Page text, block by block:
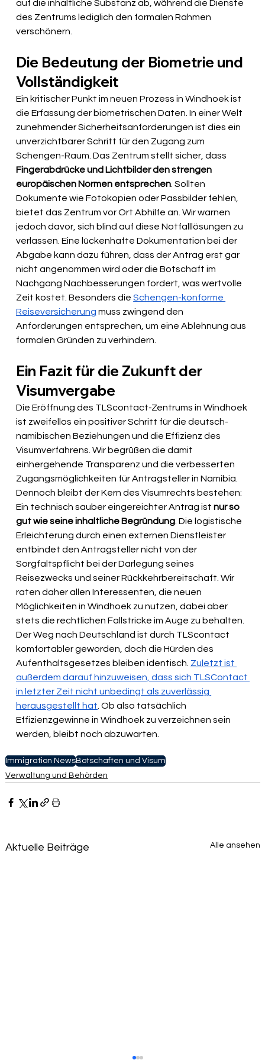
auf die inhaltliche Substanz ab, während die Dienste
des Zentrums lediglich den formalen Rahmen
verschönern.
Die Bedeutung der Biometrie und
Vollständigkeit
Ein kritischer Punkt im neuen Prozess in Windhoek ist
die Erfassung der biometrischen Daten. In einer Welt
zunehmender Sicherheitsanforderungen ist dies ein
unverzichtbarer Schritt für den Zugang zum
Schengen-Raum. Das Zentrum stellt sicher, dass
Fingerabdrücke und Lichtbilder den strengen
europäischen Normen entsprechen . Sollten
Dokumente wie Fotokopien oder Passbilder fehlen,
bietet das Zentrum vor Ort Abhilfe an. Wir warnen
jedoch davor, sich blind auf diese Notfalllösungen zu
verlassen. Eine lückenhafte Dokumentation bei der
Abgabe kann dazu führen, dass der Antrag erst gar
nicht angenommen wird oder die Botschaft im
Nachgang Nachbesserungen fordert, was wertvolle
Zeit kostet. Besonders die Schengen-konforme
Reiseversicherung muss zwingend den
Anforderungen entsprechen, um eine Ablehnung aus
formalen Gründen zu verhindern.
Ein Fazit für die Zukunft der
Visumvergabe
Die Eröffnung des TLScontact-Zentrums in Windhoek
ist zweifellos ein positiver Schritt für die deutsch-
namibischen Beziehungen und die Effizienz des
Visumverfahrens. Wir begrüßen die damit
einhergehende Transparenz und die verbesserten
Zugangsmöglichkeiten für Antragsteller in Namibia.
Dennoch bleibt der Kern des Visumrechts bestehen:
Ein technisch sauber eingereichter Antrag ist nur so
gut wie seine inhaltliche Begründung . Die logistische
Erleichterung durch einen externen Dienstleister
entbindet den Antragsteller nicht von der
Sorgfaltspflicht bei der Darlegung seines
Reisezwecks und seiner Rückkehrbereitschaft. Wir
raten daher allen Interessenten, die neuen
Möglichkeiten in Windhoek zu nutzen, dabei aber
stets die rechtlichen Fallstricke im Auge zu behalten.
Der Weg nach Deutschland ist durch TLScontact
komfortabler geworden, doch die Hürden des
Aufenthaltsgesetzes bleiben identisch. Zuletzt ist
außerdem darauf hinzuweisen, dass sich TLSContact
in letzter Zeit nicht unbedingt als zuverlässig
herausgestellt hat . Ob also tatsächlich
Effizienzgewinne in Windhoek zu verzeichnen sein
werden, bleibt noch abzuwarten.
Immigration NewsBotschaften und Visum
Verwaltung und Behörden
Aktuelle Beiträge Alle ansehen